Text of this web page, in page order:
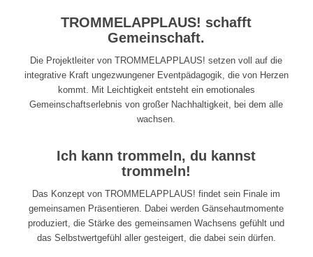
TROMMELAPPLAUS! schafft
Gemeinschaft.
Die Projektleiter von TROMMELAPPLAUS! setzen voll auf die
integrative Kraft ungezwungener Eventpädagogik, die von Herzen
kommt. Mit Leichtigkeit entsteht ein emotionales
Gemeinschaftserlebnis von großer Nachhaltigkeit, bei dem alle
wachsen.
Ich kann trommeln, du kannst
trommeln!
Das Konzept von TROMMELAPPLAUS! findet sein Finale im
gemeinsamen Präsentieren. Dabei werden Gänsehautmomente
produziert, die Stärke des gemeinsamen Wachsens gefühlt und
das Selbstwertgefühl aller gesteigert, die dabei sein dürfen.